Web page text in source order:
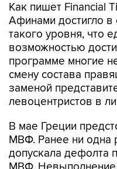
Как пишет Financial
Афинами достигло в
такого уровня, что
возможностью
программе многие
смену состава
заменой
левоцентристов в
В мае Греции
МВФ. Ранее ни одна
допускала дефолта